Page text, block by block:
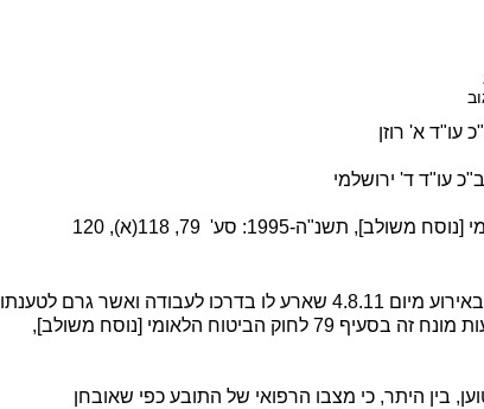
עו"ד א' רוזן
עו"ד ד' ירושלמי
תשנ"ה-1995: סע' 79, 118(א), 120
1. בתובענה זו עותר התובע להכרה באירוע מיום 4.8.11 שארע לו בדרכו לעבודה ואשר גרם לטענתו
לליקוי בלבו, כתאונת עבודה כמשמעות מונח זה בסעיף 79 לחוק הביטוח הלאומי [נוסח משולב],
בין היתר, כי מצבו הרפואי של התובע כפי שאובחן